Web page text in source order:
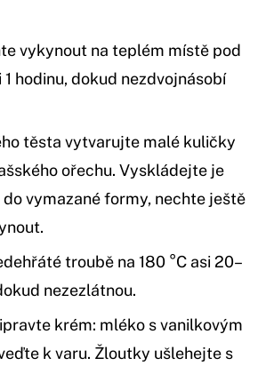
vykynout na teplém místě pod
hodinu, dokud nezdvojnásobí
těsta vytvarujte malé kuličky
ořechu. Vyskládejte je
vymazané formy, nechte ještě
troubě na 180 °C asi 20–
nezezlátnou.
krém: mléko s vanilkovým
k varu. Žloutky ušlehejte s